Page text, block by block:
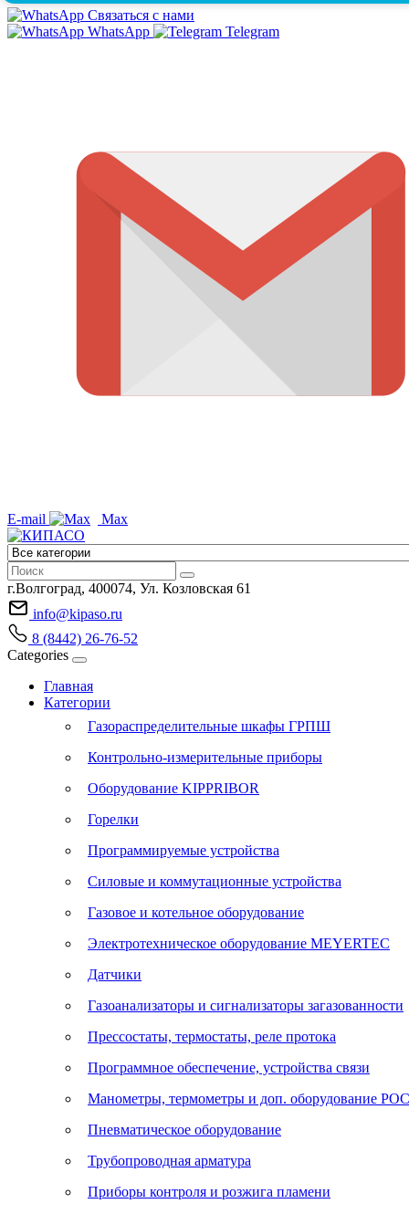
Связаться с нами
WhatsApp
Telegram
E-mail Max
г.Волгоград, 400074, Ул. Козловская 61
info@kipaso.ru
8 (8442) 26-76-52
Categories
Главная
Категории
Газораспределительные шкафы ГРПШ
Контрольно-измерительные приборы
Оборудование KIPPRIBOR
Горелки
Программируемые устройства
Силовые и коммутационные устройства
Газовое и котельное оборудование
Электротехническое оборудование MEYERTEC
Датчики
Газоанализаторы и сигнализаторы загазованности
Прессостаты, термостаты, реле протока
Программное обеспечение, устройства связи
Манометры, термометры и доп. оборудование
Пневматическое оборудование
Трубопроводная арматура
Приборы контроля и розжига пламени